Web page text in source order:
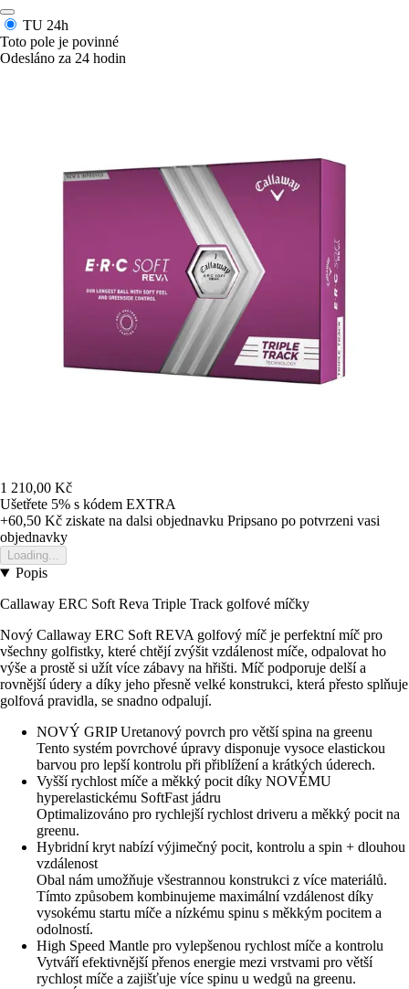
TU 24h
Toto pole je povinné
Odesláno za 24 hodin
1 210,00 Kč
Ušetřete 5% s kódem EXTRA
+60,50 Kč ziskate na dalsi objednavku Pripsano po potvrzeni vasi
objednavky
Loading...
Popis
Callaway ERC Soft Reva Triple Track golfové míčky
Nový Callaway ERC Soft REVA golfový míč je perfektní míč pro
všechny golfistky, které chtějí zvýšit vzdálenost míče, odpalovat ho
výše a prostě si užít více zábavy na hřišti. Míč podporuje delší a
rovnější údery a díky jeho přesně velké konstrukci, která přesto splňuje
golfová pravidla, se snadno odpalují.
NOVÝ GRIP Uretanový povrch pro větší spina na greenu
Tento systém povrchové úpravy disponuje vysoce elastickou
barvou pro lepší kontrolu při přiblížení a krátkých úderech.
Vyšší rychlost míče a měkký pocit díky NOVÉMU
hyperelastickému SoftFast jádru
Optimalizováno pro rychlejší rychlost driveru a měkký pocit na
greenu.
Hybridní kryt nabízí výjimečný pocit, kontrolu a spin + dlouhou
vzdálenost
Obal nám umožňuje všestrannou konstrukci z více materiálů.
Tímto způsobem kombinujeme maximální vzdálenost díky
vysokému startu míče a nízkému spinu s měkkým pocitem a
odolností.
High Speed Mantle pro vylepšenou rychlost míče a kontrolu
Vytváří efektivnější přenos energie mezi vrstvami pro větší
rychlost míče a zajišťuje více spinu u wedgů na greenu.